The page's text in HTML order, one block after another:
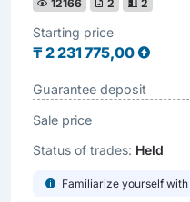
12166 2 2
Starting price
₸ 2 231 775,00
Guarantee deposit
Sale price
Status of trades: Held
Familiarize yourself with